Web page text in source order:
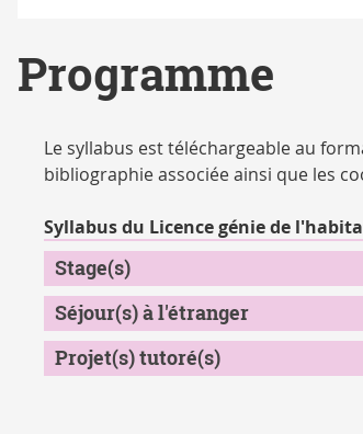
Programme
Le syllabus est téléchargeable au
bibliographie associée ainsi que les
Syllabus du Licence génie de
Stage(s)
Séjour(s) à l'étranger
Projet(s) tutoré(s)